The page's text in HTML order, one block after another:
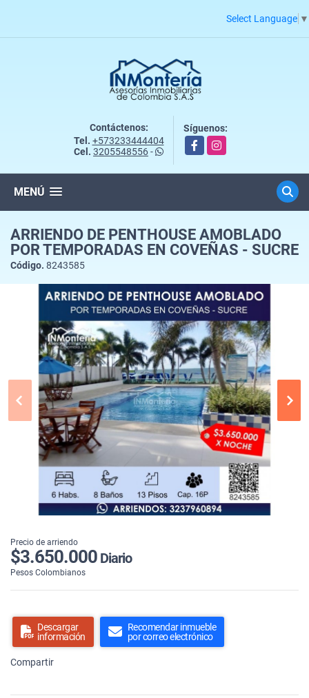
Select Language ▼
Contáctenos:
Tel. +573233444404
Cel. 3205548556-
Síguenos:
FacebookInstagram
MENÚ
ARRIENDO DE PENTHOUSE AMOBLADO
POR TEMPORADAS EN COVEÑAS - SUCRE
Código. 8243585
Precio de arriendo
$3.650.000 Diario
Pesos Colombianos
Descargar
información
Recomendar inmueble
por correo electrónico
Compartir